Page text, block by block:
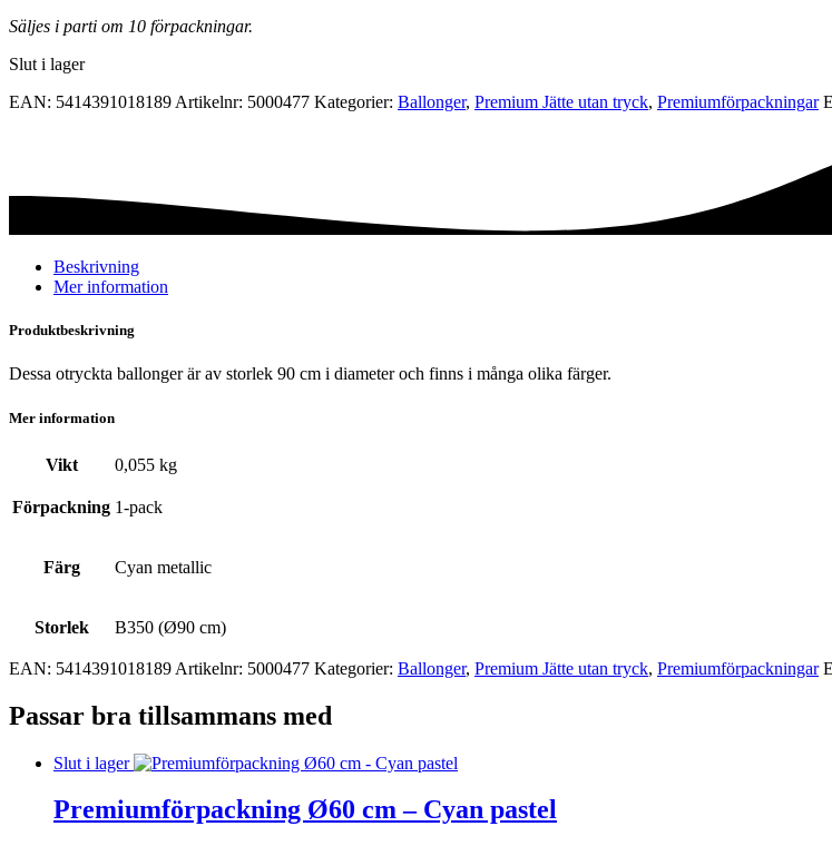
Säljes i parti om 10 förpackningar.
Slut i lager
EAN: 5414391018189 Artikelnr: 5000477 Kategorier: Ballonger, Premium Jätte utan tryck, Premium­förpackningar
Beskrivning
Mer information
Produktbeskrivning
Dessa otryckta ballonger är av storlek 90 cm i diameter och finns i många olika färger.
Mer information
Vikt 0,055 kg
Förpackning 1-pack
Färg Cyan metallic
Storlek B350 (Ø90 cm)
EAN: 5414391018189 Artikelnr: 5000477 Kategorier: Ballonger, Premium Jätte utan tryck, Premium­förpackningar
Passar bra tillsammans med
Slut i lager
Premiumförpackning Ø60 cm – Cyan pastel